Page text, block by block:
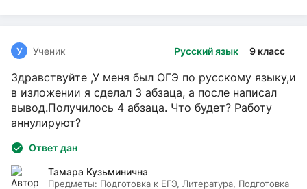
Русский язык 9 класс
У Ученик
Здравствуйте ,У меня был ОГЭ по русскому языку,и
в изложении я сделал 3 абзаца, а после написал
вывод.Получилось 4 абзаца. Что будет? Работу
аннулируют?
Ответ дан
Тамара Кузьминична
Предметы: Подготовка к ЕГЭ, Литература, Подготовка